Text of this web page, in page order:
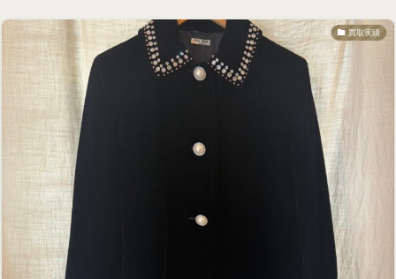
買取実績